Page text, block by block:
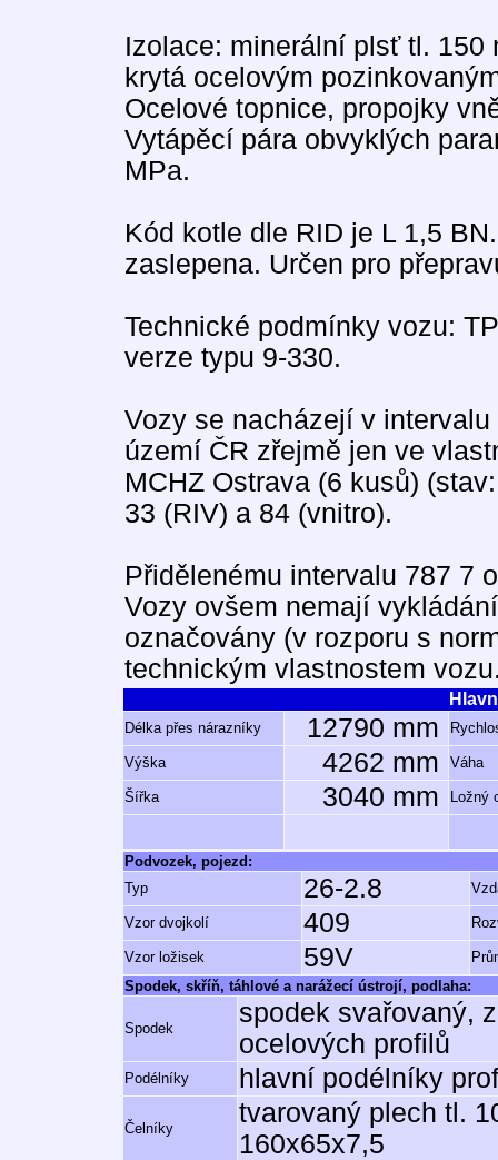
Izolace: minerální plsť tl. 150
krytá ocelovým
Ocelové topnice, propojky
Vytápěcí pára obvyklých
MPa.
Kód kotle dle RID je L 1,5
zaslepena. Určen pro
Technické podmínky vozu:
verze typu 9-330.
Vozy se nacházejí v
území ČR zřejmě jen ve
MCHZ Ostrava (6 kusů)
33 (RIV) a 84 (vnitro).
Přidělenému intervalu 787 7
Vozy ovšem nemají
označovány (v rozporu s
technickým vlastnostem
Délka přes nárazníky 12790 mm
Výška 4262 mm Váha
Šířka 3040 mm Ložný
Podvozek, pojezd:
Typ
26-2.8
Vzor dvojkolí 409
Vzor ložisek 59V
Spodek, skříň, táhlové a narážecí ústrojí, podlaha:
Spodek
spodek svařovaný,
ocelových profilů
Podélníky hlavní podélníky
Čelníky
tvarovaný plech tl.
160x65x7,5